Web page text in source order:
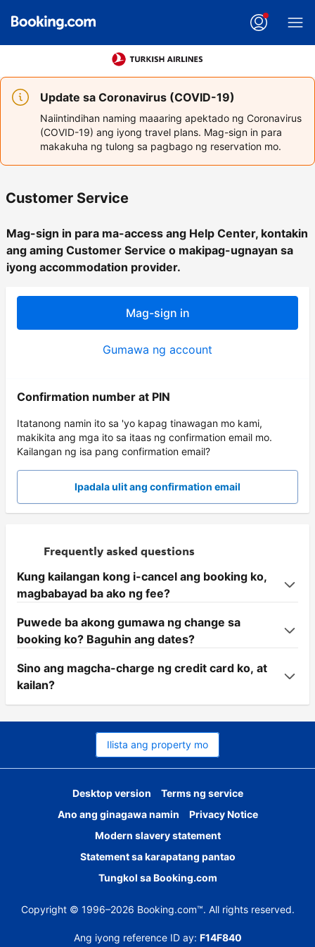
Update sa Coronavirus (COVID-19)
Naiintindihan naming maaaring apektado ng Coronavirus
(COVID-19) ang iyong travel plans. Mag-sign in para
makakuha ng tulong sa pagbago ng reservation mo.
Customer Service
Mag-sign in para ma-access ang Help Center, kontakin
ang aming Customer Service o makipag-ugnayan sa
iyong accommodation provider.
Mag-sign in
Gumawa ng account
Confirmation number at PIN
Itatanong namin ito sa 'yo kapag tinawagan mo kami,
makikita ang mga ito sa itaas ng confirmation email mo.
Kailangan ng isa pang confirmation email?
Ipadala ulit ang confirmation email
Frequently asked questions
Kung kailangan kong i-cancel ang booking ko,
magbabayad ba ako ng fee?
Puwede ba akong gumawa ng change sa
booking ko? Baguhin ang dates?
Sino ang magcha-charge ng credit card ko, at
kailan?
Ilista ang property mo
Desktop version
Terms ng service
Ano ang ginagawa namin
Privacy Notice
Modern slavery statement
Statement sa karapatang pantao
Tungkol sa Booking.com
Copyright © 1996–2026 Booking.com™. All rights reserved.
Ang iyong reference ID ay: F14F840